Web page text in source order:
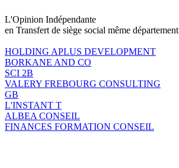
L'Opinion Indépendante
en Transfert de siège social même département
HOLDING APLUS DEVELOPMENT
BORKANE AND CO
SCI 2B
VALERY FREBOURG CONSULTING
GB
L'INSTANT T
ALBEA CONSEIL
FINANCES FORMATION CONSEIL